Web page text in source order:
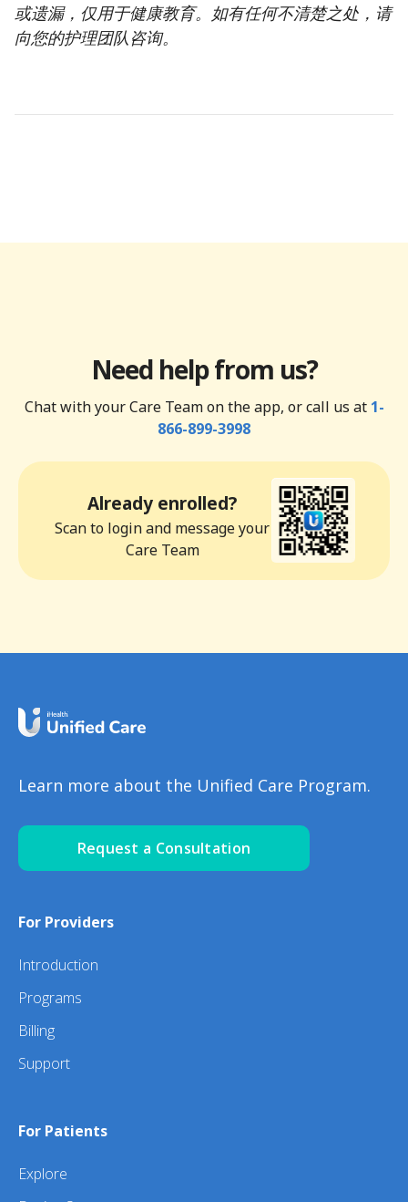
或遗漏，仅用于健康教育。如有任何不清楚之处，请
向您的护理团队咨询。
Need help from us?
Chat with your Care Team on the app, or call us at 1-
866-899-3998
Already enrolled?
Scan to login and message your
Care Team
Learn more about the Unified Care Program.
Request a Consultation
For Providers
Introduction
Programs
Billing
Support
For Patients
Explore